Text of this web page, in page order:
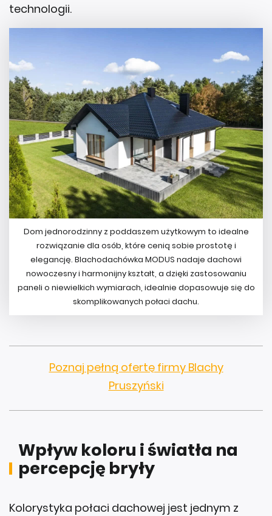
technologii.
Dom jednorodzinny z poddaszem użytkowym to idealne
rozwiązanie dla osób, które cenią sobie prostotę i
elegancję. Blachodachówka MODUS nadaje dachowi
nowoczesny i harmonijny kształt, a dzięki zastosowaniu
paneli o niewielkich wymiarach, idealnie dopasowuje się do
skomplikowanych połaci dachu.
Poznaj pełną ofertę firmy Blachy
Pruszyński
Wpływ koloru i światła na
percepcję bryły
Kolorystyka połaci dachowej jest jednym z